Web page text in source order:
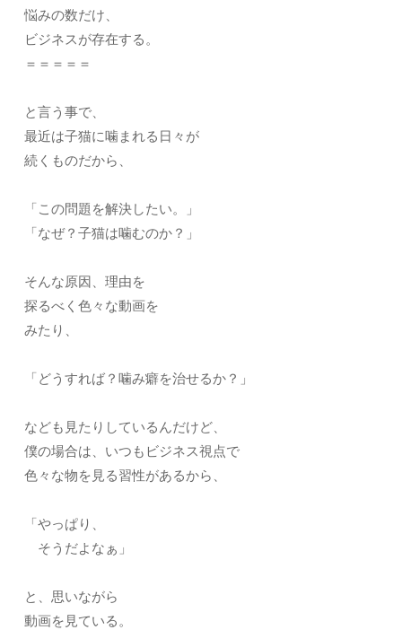
悩みの数だけ、
ビジネスが存在する。
＝＝＝＝＝
と言う事で、
最近は子猫に噛まれる日々が
続くものだから、
「この問題を解決したい。」
「なぜ？子猫は噛むのか？」
そんな原因、理由を
探るべく色々な動画を
みたり、
「どうすれば？噛み癖を治せるか？」
なども見たりしているんだけど、
僕の場合は、いつもビジネス視点で
色々な物を見る習性があるから、
「やっぱり、
そうだよなぁ」
と、思いながら
動画を見ている。